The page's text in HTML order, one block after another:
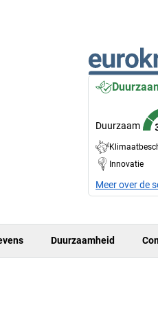
Duurzaam
Innovatie
Meer over de
Duurzaamheid